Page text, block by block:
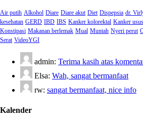
Air putih Alkohol Diare Diare akut Diet Dispepsia dr.
kesehatan GERD IBD IBS Kanker kolorektal Kanker
Konstipasi Makanan berlemak Mual Muntah Nyeri perut
Serat VideoYGI
admin: Terima kasih atas
Elsa: Wah, sangat bermanfaat
rw: sangat bermanfaat, nice info
Kalender